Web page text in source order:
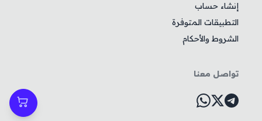
إنشاء حساب
التطبيقات المتوفرة
الشروط والأحكام
تواصل معنا